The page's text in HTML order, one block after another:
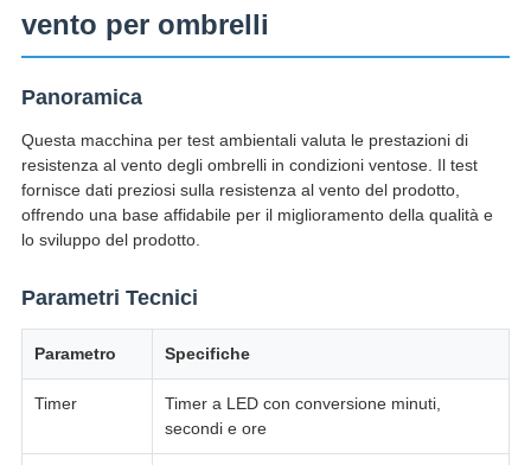
vento per ombrelli
Panoramica
Questa macchina per test ambientali valuta le prestazioni di
resistenza al vento degli ombrelli in condizioni ventose. Il test
fornisce dati preziosi sulla resistenza al vento del prodotto,
offrendo una base affidabile per il miglioramento della qualità e
lo sviluppo del prodotto.
Parametri Tecnici
Parametro Specifiche
Timer
Timer a LED con conversione minuti,
secondi e ore